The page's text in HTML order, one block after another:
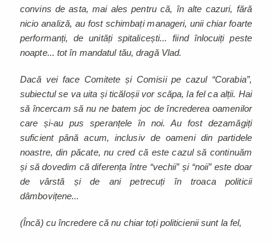
convins de asta, mai ales pentru că, în alte cazuri, fără
nicio analiză, au fost schimbați manageri, unii chiar foarte
performanți, de unități spitalicești... fiind înlocuiți peste
noapte... tot în mandatul tău, dragă Vlad.
Dacă vei face Comitete și Comisii pe cazul “Corabia”,
subiectul se va uita și ticăloșii vor scăpa, la fel ca alții. Hai
să încercam să nu ne batem joc de încrederea oamenilor
care și-au pus speranțele în noi. Au fost dezamăgiți
suficient până acum, inclusiv de oameni din partidele
noastre, din păcate, nu cred că este cazul să continuăm
și să dovedim că diferența între “vechii” și “noii” este doar
de vârstă și de ani petrecuți în troaca politicii
dâmbovițene...
(Încă) cu încredere că nu chiar toți politicienii sunt la fel,